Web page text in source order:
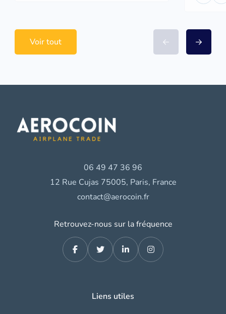
Voir tout
06 49 47 36 96
12 Rue Cujas 75005, Paris, France
contact@aerocoin.fr
Retrouvez-nous sur la fréquence
Liens utiles